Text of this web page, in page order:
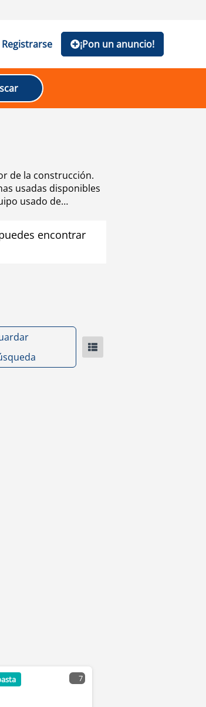
¡Pon un anuncio!
de la construcción.
usadas disponibles
usado de
encontrar
7